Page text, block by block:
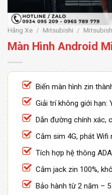
Hãng Xe / Mitsubishi /
Màn Hình Android
Biến màn hình zin
Giải trí không giới hạn:
Dẫn đường chính xác,
Cắm sim 4G, phát Wifi
Tích hợp hệ thông
Cắm jack zin 100%,
Bảo hành từ 2 năm – 5